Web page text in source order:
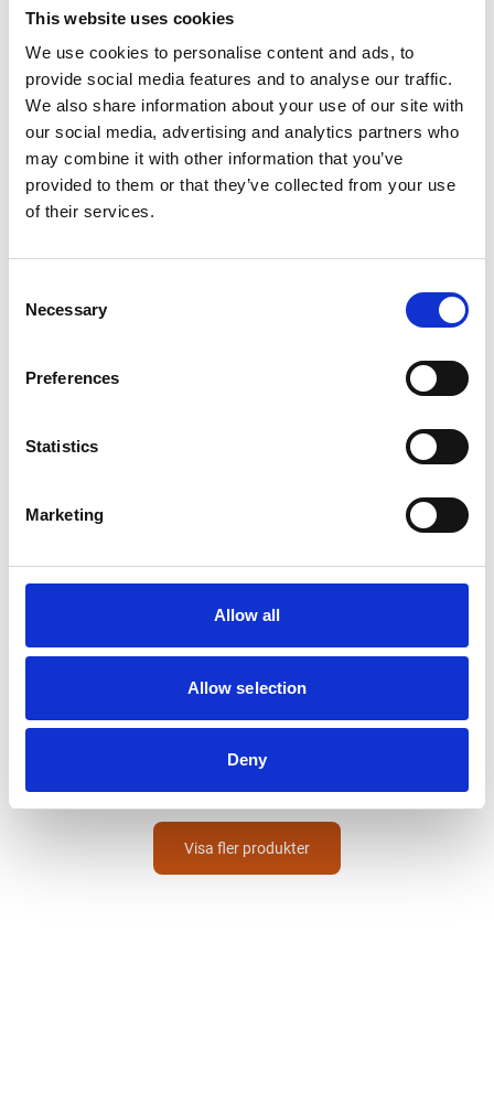
This website uses cookies
We use cookies to personalise content and ads, to
provide social media features and to analyse our traffic.
We also share information about your use of our site with
our social media, advertising and analytics partners who
may combine it with other information that you’ve
provided to them or that they’ve collected from your use
of their services.
Selection
Necessary
Preferences
Statistics
Marketing
Allow all
Allow selection
Deny
5 XL-BOXX
SLAGHAMMARE GSH 7 VC
SLAGHAMMARE GSH11VC
Visa fler produkter